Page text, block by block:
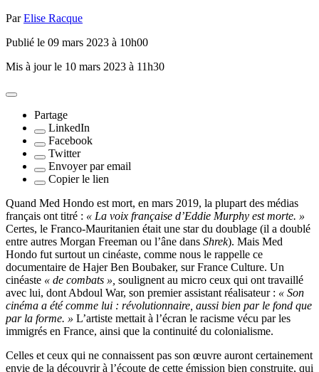
ParElise Racque
Publié le 09 mars 2023 à 10h00
Mis à jour le 10 mars 2023 à 11h30
Partage
LinkedIn
Facebook
Twitter
Envoyer par email
Copier le lien
Quand Med Hondo est mort, en mars 2019, la plupart des médias
français ont titré : « La voix française d’Eddie Murphy est morte. »
Certes, le Franco-Mauritanien était une star du doublage (il a doublé
entre autres Morgan Freeman ou l’âne dans Shrek). Mais Med
Hondo fut surtout un cinéaste, comme nous le rappelle ce
documentaire de Hajer Ben Boubaker, sur France Culture. Un
cinéaste « de combats », soulignent au micro ceux qui ont travaillé
avec lui, dont Abdoul War, son premier assistant réalisateur : « Son
cinéma a été comme lui : révolutionnaire, aussi bien par le fond que
par la forme. » L’artiste mettait à l’écran le racisme vécu par les
immigrés en France, ainsi que la continuité du colonialisme.
Celles et ceux qui ne connaissent pas son œuvre auront certainement
envie de la découvrir à l’écoute de cette émission bien construite, qui